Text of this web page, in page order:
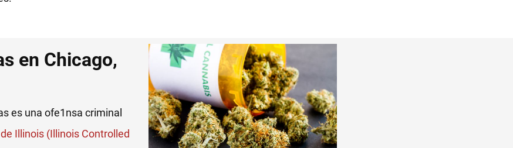
en Chicago,
es una ofe1nsa criminal
Illinois (Illinois Controlled